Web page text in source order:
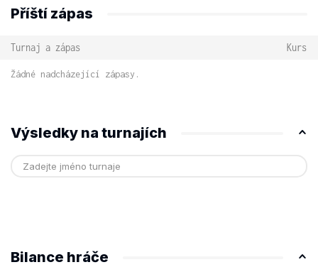
Příští zápas
Turnaj a zápas Kurs
Žádné nadcházející zápasy.
Výsledky na turnajích
Bilance hráče